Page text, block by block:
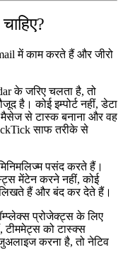
में काम करते हैं और जीरो
के जरिए चलता है, तो
है। कोई इम्पोर्ट नहीं, डेटा
मैसेज से टास्क बनाना और वह
साफ तरीके से
पसंद करते हैं।
मेंटेन करने नहीं, कोई
हैं और बंद कर देते हैं।
प्रोजेक्ट्स के लिए
टीममेट्स को टास्क्स
करना है, तो नेटिव